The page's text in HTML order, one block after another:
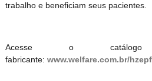
trabalho e beneficiam seus pacientes.
Acesse o
fabricante: www.welfare.com.br/hzepf